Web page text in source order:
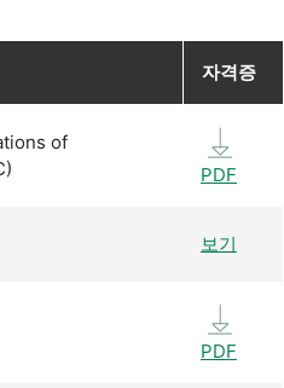
자격증
of
PDF
보기
PDF